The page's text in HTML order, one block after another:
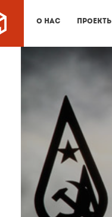
О нас